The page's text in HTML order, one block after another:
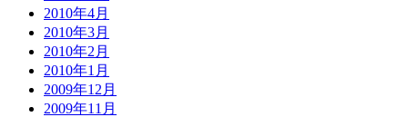
2010年4月
2010年3月
2010年2月
2010年1月
2009年12月
2009年11月